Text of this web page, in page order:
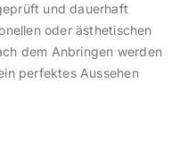
und dauerhaft
oder ästhetischen
dem Anbringen werden
perfektes Aussehen